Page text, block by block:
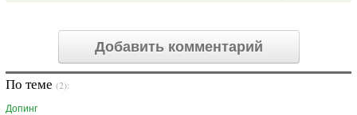
Добавить комментарий
По теме (2):
Допинг